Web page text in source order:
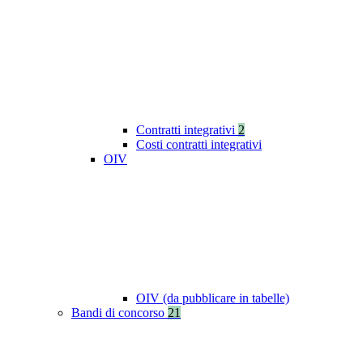
Contratti integrativi 2
Costi contratti integrativi
OIV
OIV (da pubblicare in tabelle)
Bandi di concorso 21